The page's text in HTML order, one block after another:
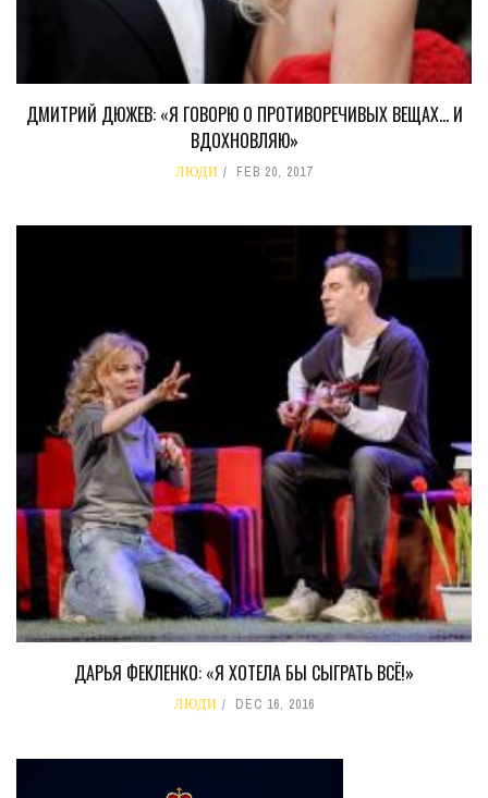
ДМИТРИЙ ДЮЖЕВ: «Я ГОВОРЮ О ПРОТИВОРЕЧИВЫХ ВЕЩАХ… И
ВДОХНОВЛЯЮ»
ЛЮДИ FEB 20, 2017
ДАРЬЯ ФЕКЛЕНКО: «Я ХОТЕЛА БЫ СЫГРАТЬ ВСЁ!»
ЛЮДИ DEC 16, 2016